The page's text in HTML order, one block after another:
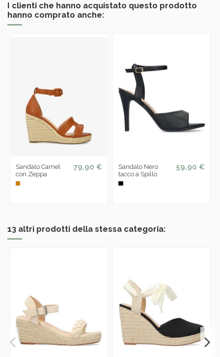
I clienti che hanno acquistato questo prodotto
hanno comprato anche:
Sandalo Camel
con Zeppa
79,90 €
Sandalo Nero
tacco a Spillo
59,90 €
13 altri prodotti della stessa categoria: